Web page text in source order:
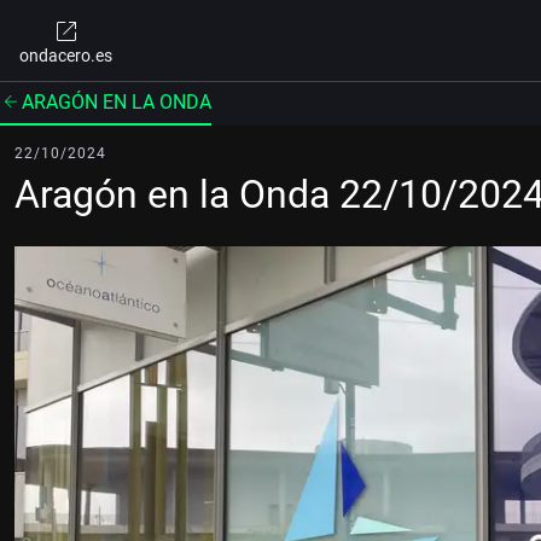
ondacero.es
ARAGÓN EN LA ONDA
22/10/2024
Aragón en la Onda 22/10/